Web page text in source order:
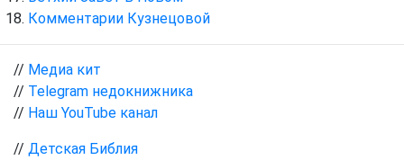
Комментарии Кузнецовой
// Медиа кит
// Telegram недокнижника
// Наш YouTube канал
// Детская Библия